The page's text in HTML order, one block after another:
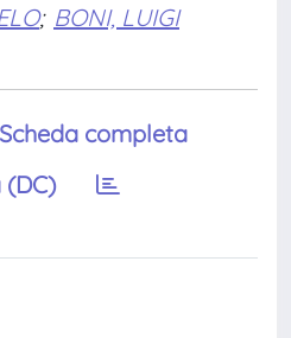
; BONI, LUIGI
Scheda completa